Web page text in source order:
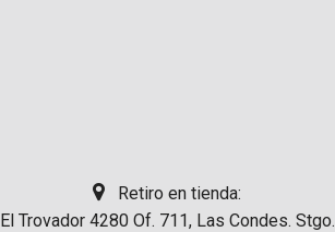
Retiro en tienda:
El Trovador 4280 Of. 711, Las Condes. Stgo.